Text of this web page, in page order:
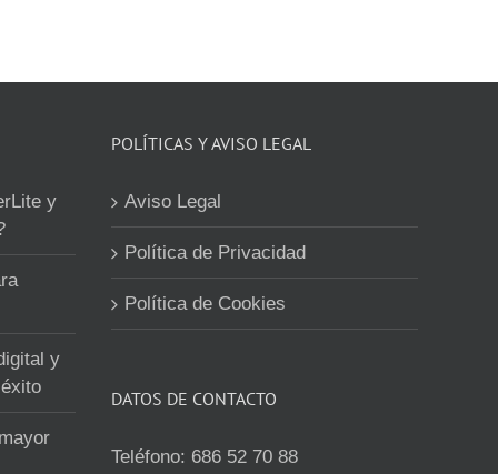
y
y
POLÍTICAS Y AVISO LEGAL
Aviso Legal
Política de Privacidad
Política de Cookies
DATOS DE CONTACTO
Teléfono: 686 52 70 88